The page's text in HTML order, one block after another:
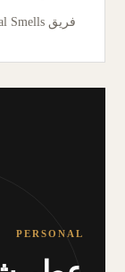
فريق Royal Smells متاح للمنزل والأعمال.
PERSONAL